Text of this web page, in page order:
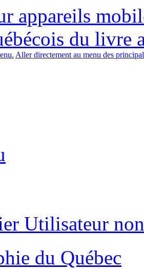
appareils
du livre
Aller directement au menu des
Utilisateur
du Québec